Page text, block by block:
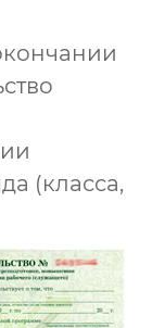
(класса,